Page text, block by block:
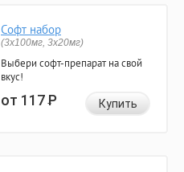
Софт набор
(3x100мг, 3x20мг)
Выбери софт-препарат на свой
вкус!
от 117Р Купить